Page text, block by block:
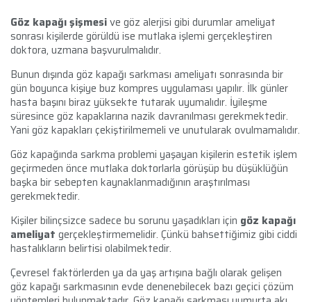
Göz kapağı şişmesive göz alerjisi gibi durumlar ameliyat
sonrası kişilerde görüldü ise mutlaka işlemi gerçekleştiren
doktora, uzmana başvurulmalıdır.
Bunun dışında göz kapağı sarkması ameliyatı sonrasında bir
gün boyunca kişiye buz kompres uygulaması yapılır. İlk günler
hasta başını biraz yüksekte tutarak uyumalıdır. İyileşme
süresince göz kapaklarına nazik davranılması gerekmektedir.
Yani göz kapakları çekiştirilmemeli ve unutularak ovulmamalıdır.
Göz kapağında sarkma problemi yaşayan kişilerin estetik işlem
geçirmeden önce mutlaka doktorlarla görüşüp bu düşüklüğün
başka bir sebepten kaynaklanmadığının araştırılması
gerekmektedir.
Kişiler bilinçsizce sadece bu sorunu yaşadıkları için göz kapağı
ameliyat gerçekleştirmemelidir. Çünkü bahsettiğimiz gibi ciddi
hastalıkların belirtisi olabilmektedir.
Çevresel faktörlerden ya da yaş artışına bağlı olarak gelişen
göz kapağı sarkmasının evde denenebilecek bazı geçici çözüm